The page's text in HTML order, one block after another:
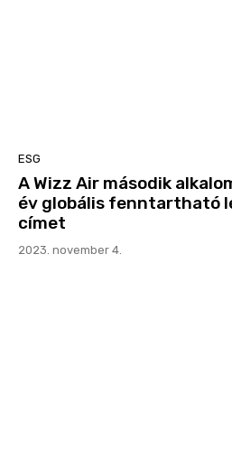
ESG
A Wizz Air második
év globális fenntartható
címet
2023. november 4.